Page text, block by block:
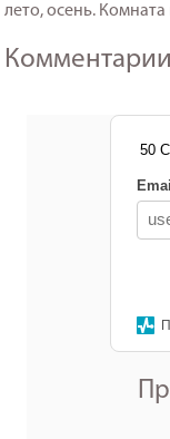
лето, осень.
Комментарии
50
Email